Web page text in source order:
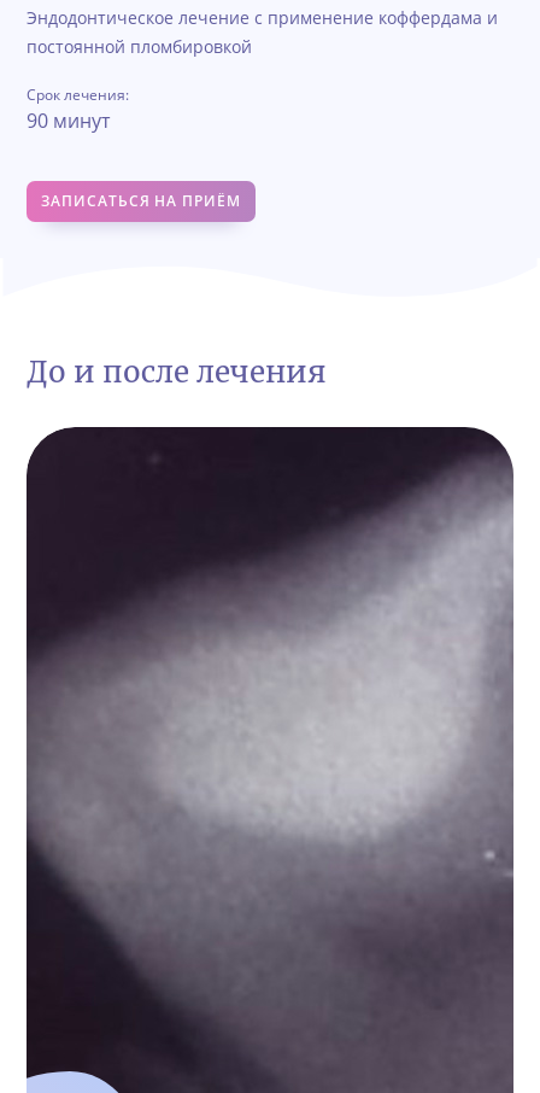
Эндодонтическое лечение с применение коффердама и
постоянной пломбировкой
Срок лечения:
90 минут
ЗАПИСАТЬСЯ НА ПРИЁМ
До и после лечения